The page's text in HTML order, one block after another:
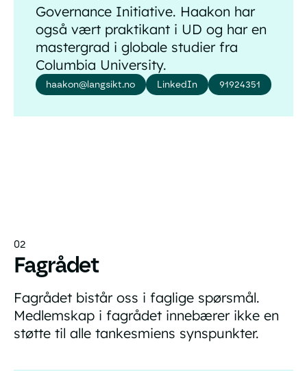
Governance Initiative. Haakon har
også vært praktikant i UD og har en
mastergrad i globale studier fra
Columbia University.
haakon@langsikt.no LinkedIn 91924351
02
Fagrådet
Fagrådet bistår oss i faglige spørsmål.
Medlemskap i fagrådet innebærer ikke en
støtte til alle tankesmiens synspunkter.